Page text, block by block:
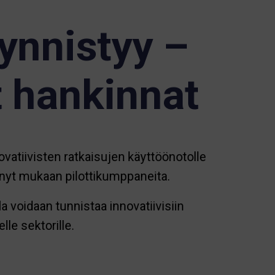
–
ratkaisujen käyttöönotolle
mukaan pilottikumppaneita.
voidaan tunnistaa innovatiivisiin
sektorille.